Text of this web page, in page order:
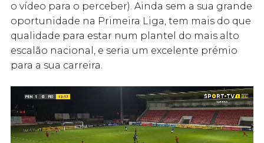
o vídeo para o perceber). Ainda sem a sua grande
oportunidade na Primeira Liga, tem mais do que
qualidade para estar num plantel do mais alto
escalão nacional, e seria um excelente prémio
para a sua carreira.